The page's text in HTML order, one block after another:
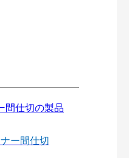
ー間仕切